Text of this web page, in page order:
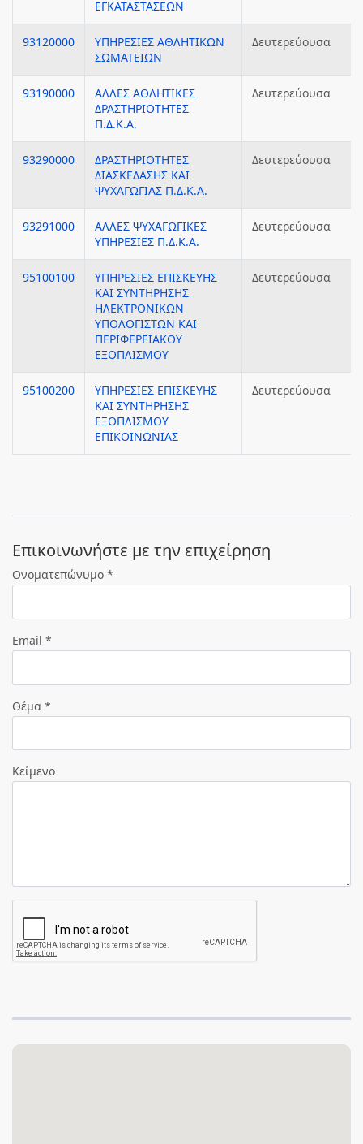
ΕΓΚΑΤΑΣΤΑΣΕΩΝ
93120000
ΥΠΗΡΕΣΙΕΣ ΑΘΛΗΤΙΚΩΝ
ΣΩΜΑΤΕΙΩΝ
Δευτερεύουσα
93190000
ΑΛΛΕΣ ΑΘΛΗΤΙΚΕΣ
ΔΡΑΣΤΗΡΙΟΤΗΤΕΣ
Π.Δ.Κ.Α.
Δευτερεύουσα
93290000
ΔΡΑΣΤΗΡΙΟΤΗΤΕΣ
ΔΙΑΣΚΕΔΑΣΗΣ ΚΑΙ
ΨΥΧΑΓΩΓΙΑΣ Π.Δ.Κ.Α.
Δευτερεύουσα
93291000
ΑΛΛΕΣ ΨΥΧΑΓΩΓΙΚΕΣ
ΥΠΗΡΕΣΙΕΣ Π.Δ.Κ.Α.
Δευτερεύουσα
95100100
ΥΠΗΡΕΣΙΕΣ ΕΠΙΣΚΕΥΗΣ
ΚΑΙ ΣΥΝΤΗΡΗΣΗΣ
ΗΛΕΚΤΡΟΝΙΚΩΝ
ΥΠΟΛΟΓΙΣΤΩΝ ΚΑΙ
ΠΕΡΙΦΕΡΕΙΑΚΟΥ
ΕΞΟΠΛΙΣΜΟΥ
Δευτερεύουσα
95100200
ΥΠΗΡΕΣΙΕΣ ΕΠΙΣΚΕΥΗΣ
ΚΑΙ ΣΥΝΤΗΡΗΣΗΣ
ΕΞΟΠΛΙΣΜΟΥ
ΕΠΙΚΟΙΝΩΝΙΑΣ
Δευτερεύουσα
Eπικοινωνήστε με την επιχείρηση
Ονοματεπώνυμο *
Email *
Θέμα *
Κείμενο